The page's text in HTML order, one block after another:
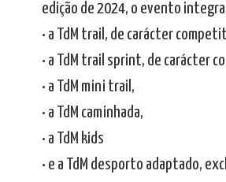
edição de 2024, o evento
• a TdM trail, de carácter
• a TdM trail sprint, de carácter
• a TdM mini trail,
• a TdM caminhada,
• a TdM kids
• e a TdM desporto adaptado,